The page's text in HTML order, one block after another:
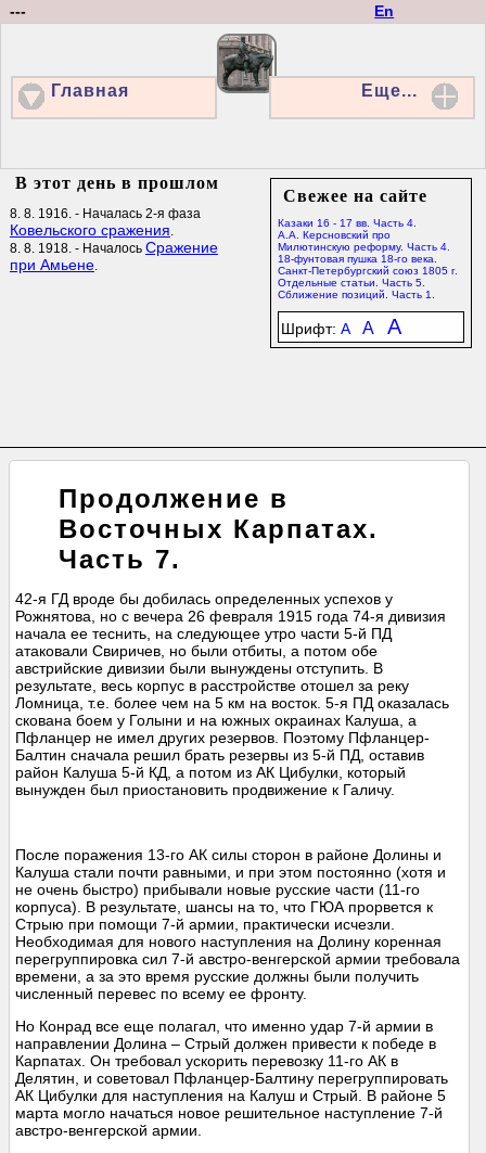
En
---
Главная Еще...
Свежее на сайте
Казаки 16 - 17 вв. Часть 4.
А.А. Керсновский про
Милютинскую реформу. Часть 4.
18-фунтовая пушка 18-го века.
Санкт-Петербургский союз 1805 г.
Отдельные статьи. Часть 5.
Сближение позиций. Часть 1.
Шрифт: A A A
В этот день в прошлом
8. 8. 1916. - Началась 2-я фаза
Ковельского сражения.
8. 8. 1918. - Началось Сражение
при Амьене.
Продолжение в
Восточных Карпатах.
Часть 7.
42-я ГД вроде бы добилась определенных успехов у
Рожнятова, но c вечера 26 февраля 1915 года 74-я дивизия
начала ее теснить, на следующее утро части 5-й ПД
атаковали Свиричев, но были отбиты, а потом обе
австрийские дивизии были вынуждены отступить. В
результате, весь корпус в расстройстве отошел за реку
Ломница, т.е. более чем на 5 км на восток. 5-я ПД оказалась
скована боем у Голыни и на южных окраинах Калуша, а
Пфланцер не имел других резервов. Поэтому Пфланцер-
Балтин сначала решил брать резервы из 5-й ПД, оставив
район Калуша 5-й КД, а потом из АК Цибулки, который
вынужден был приостановить продвижение к Галичу.
После поражения 13-го АК силы сторон в районе Долины и
Калуша стали почти равными, и при этом постоянно (хотя и
не очень быстро) прибывали новые русские части (11-го
корпуса). В результате, шансы на то, что ГЮА прорвется к
Стрыю при помощи 7-й армии, практически исчезли.
Необходимая для нового наступления на Долину коренная
перегруппировка сил 7-й австро-венгерской армии требовала
времени, а за это время русские должны были получить
численный перевес по всему ее фронту.
Но Конрад все еще полагал, что именно удар 7-й армии в
направлении Долина – Стрый должен привести к победе в
Карпатах. Он требовал ускорить перевозку 11-го АК в
Делятин, и советовал Пфланцер-Балтину перегруппировать
АК Цибулки для наступления на Калуш и Стрый. В районе 5
марта могло начаться новое решительное наступление 7-й
австро-венгерской армии.